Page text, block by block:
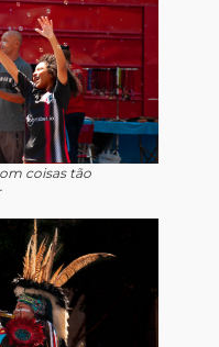
coisas tão